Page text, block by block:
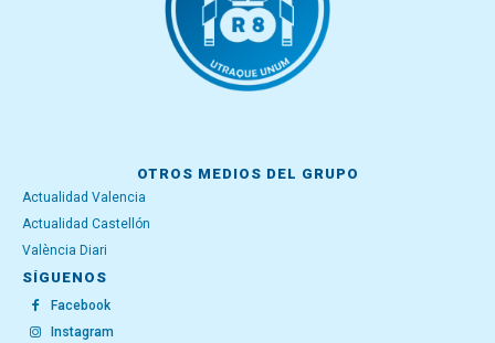
OTROS MEDIOS DEL GRUPO
Actualidad Valencia
Actualidad Castellón
València Diari
SÍGUENOS
Facebook
Instagram